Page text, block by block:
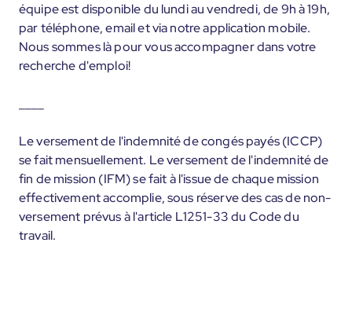
équipe est disponible du lundi au vendredi, de 9h à 19h,
par téléphone, email et via notre application mobile.
Nous sommes là pour vous accompagner dans votre
recherche d'emploi!
Le versement de l'indemnité de congés payés (ICCP)
se fait mensuellement. Le versement de l'indemnité de
fin de mission (IFM) se fait à l'issue de chaque mission
effectivement accomplie, sous réserve des cas de non-
versement prévus à l'article L1251-33 du Code du
travail.